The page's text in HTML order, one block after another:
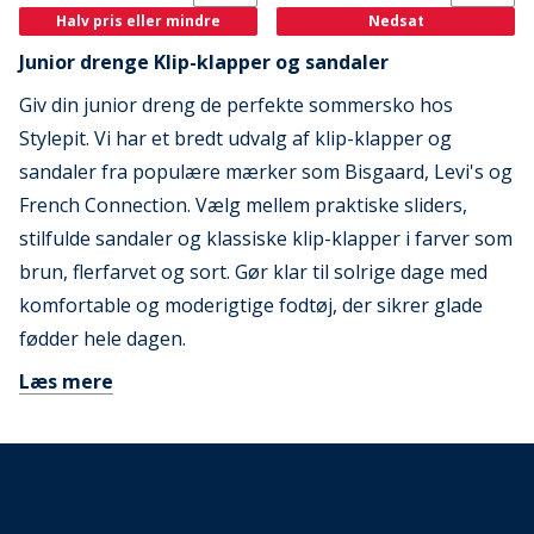
Halv pris eller mindre Nedsat
Junior drenge Klip-klapper og sandaler
Giv din junior dreng de perfekte sommersko hos
Stylepit. Vi har et bredt udvalg af klip-klapper og
sandaler fra populære mærker som Bisgaard, Levi's og
French Connection. Vælg mellem praktiske sliders,
stilfulde sandaler og klassiske klip-klapper i farver som
brun, flerfarvet og sort. Gør klar til solrige dage med
komfortable og moderigtige fodtøj, der sikrer glade
fødder hele dagen.
Læs mere